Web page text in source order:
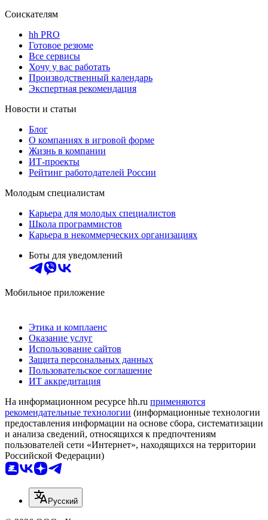
Соискателям
hh PRO
Готовое резюме
Все сервисы
Хочу у вас работать
Производственный календарь
Экспертная рекомендация
Новости и статьи
Блог
О компаниях в игровой форме
Жизнь в компании
ИТ-проекты
Рейтинг работодателей России
Молодым специалистам
Карьера для молодых специалистов
Школа программистов
Карьера в некоммерческих организациях
Боты для уведомлений
Мобильное приложение
Этика и комплаенс
Оказание услуг
Использование сайтов
Защита персональных данных
Пользовательское соглашение
ИТ аккредитация
На информационном ресурсе hh.ru применяются
рекомендательные технологии (информационные технологии
предоставления информации на основе сбора, систематизации
и анализа сведений, относящихся к предпочтениям
пользователей сети «Интернет», находящихся на территории
Российской Федерации)
Русский